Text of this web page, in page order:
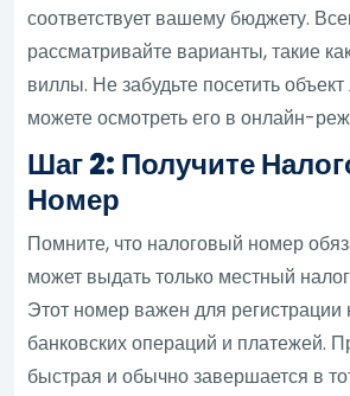
соответствует вашему бюджету.
рассматривайте варианты, такие
виллы. Не забудьте посетить
можете осмотреть его в онлайн-
Шаг 2: Получите
Номер
Помните, что налоговый номер
может выдать только местный
Этот номер важен для
банковских операций и платежей.
быстрая и обычно завершается в